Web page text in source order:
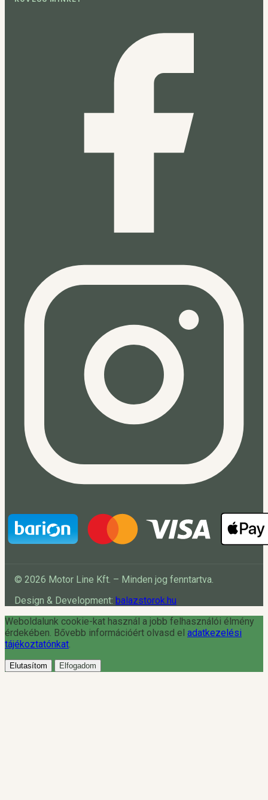
© 2026 Motor Line Kft. – Minden jog fenntartva.
Design & Development: balazstorok.hu
Weboldalunk cookie-kat használ a jobb felhasználói élmény
érdekében. Bővebb információért olvasd el adatkezelési
tájékoztatónkat
Elutasítom Elfogadom